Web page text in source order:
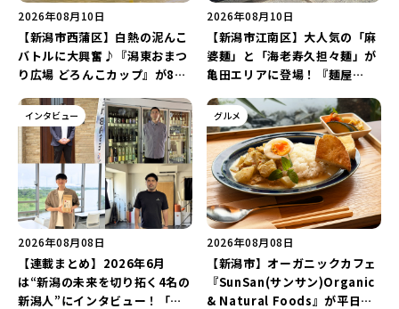
2026年08月10日
【新潟市西蒲区】白熱の泥んこ
バトルに大興奮♪『潟東おまつ
り広場 どろんこカップ』が8月
ループ「courtesea」が登場
♪
2026年08月10日
【新潟市江南区】大人気の「麻
婆麺」と「海老寿久担々麺」が
亀田エリアに登場！『麺屋
プン予定♪
インタビュー
2026年08月08日
【連載まとめ】2026年6月
は“新潟の未来を切り拓く4名の
新潟人”にインタビュー！「学
グルメ
2026年08月08日
【新潟市】オーガニックカフェ
『SunSan(サンサン)Organic
& Natural Foods』が平日ラ